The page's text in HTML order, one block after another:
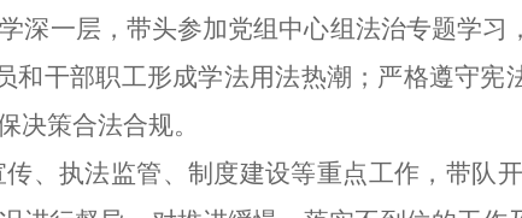
深一层，带头参加党组中心组法治专题学习
干部职工形成学法用法热潮；严格遵守宪
决策合法合规。
、执法监管、制度建设等重点工作，带队